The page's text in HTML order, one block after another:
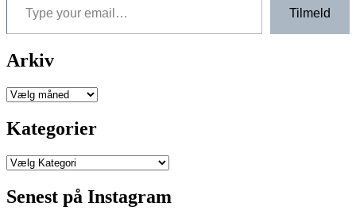
Tilmeld
Arkiv
Arkiver
Kategorier
Kategorier
Senest på Instagram